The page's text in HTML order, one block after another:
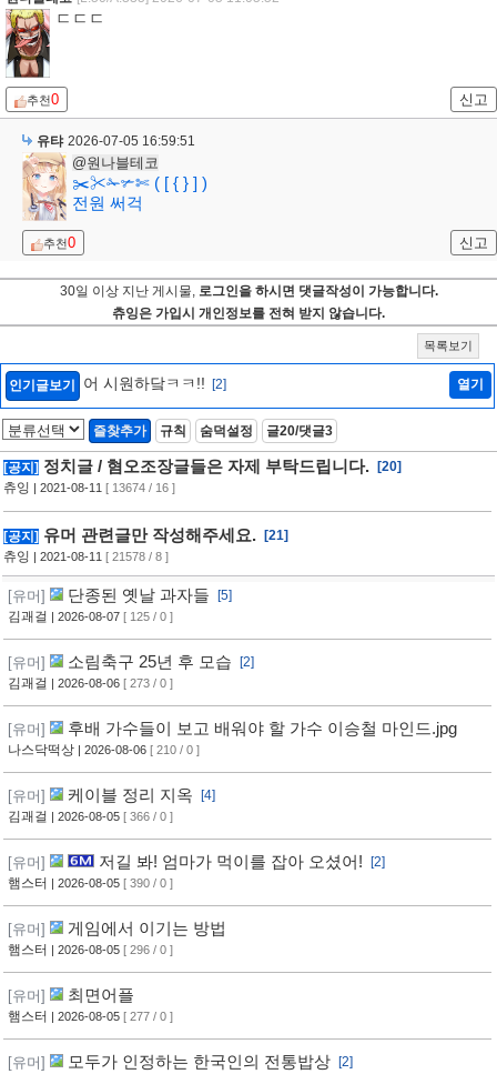
ㄷㄷㄷ
추천0 신고
유탸 2026-07-05 16:59:51
@원나블테코
✂️✂✁✃✄ ( [ { } ] )
전원 써걱
추천0 신고
30일 이상 지난 게시물, 로그인을 하시면 댓글작성이 가능합니다.
츄잉은 가입시 개인정보를 전혀 받지 않습니다.
목록보기
인기글보기 어 시원하닼ㅋㅋ!! [2] 열기
즐찾추가 규칙 숨덕설정 글20/댓글3
[공지] 정치글 / 혐오조장글들은 자제 부탁드립니다.
[20]
츄잉 | 2021-08-11 [ 13674 / 16 ]
[공지] 유머 관련글만 작성해주세요.
[21]
츄잉 | 2021-08-11 [ 21578 / 8 ]
[유머] 단종된 옛날 과자들
[5]
김괘걸 | 2026-08-07 [ 125 / 0 ]
[유머] 소림축구 25년 후 모습
[2]
김괘걸 | 2026-08-06 [ 273 / 0 ]
[유머] 후배 가수들이 보고 배워야 할 가수 이승철 마인드.jpg
나스닥떡상 | 2026-08-06 [ 210 / 0 ]
[유머] 케이블 정리 지옥
[4]
김괘걸 | 2026-08-05 [ 366 / 0 ]
[유머] 저길 봐! 엄마가 먹이를 잡아 오셨어!
[2]
햄스터 | 2026-08-05 [ 390 / 0 ]
[유머] 게임에서 이기는 방법
햄스터 | 2026-08-05 [ 296 / 0 ]
[유머] 최면어플
햄스터 | 2026-08-05 [ 277 / 0 ]
[유머] 모두가 인정하는 한국인의 전통밥상
[2]